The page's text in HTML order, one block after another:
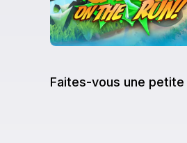
Faites-vous une